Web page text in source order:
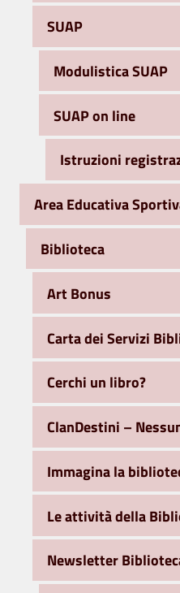
SUAP
Modulistica SUAP
SUAP on line
Istruzioni
Area Educativa
Biblioteca
Art Bonus
Carta dei Servizi
Cerchi un libro?
ClanDestini –
Immagina la
Le attività della
Newsletter